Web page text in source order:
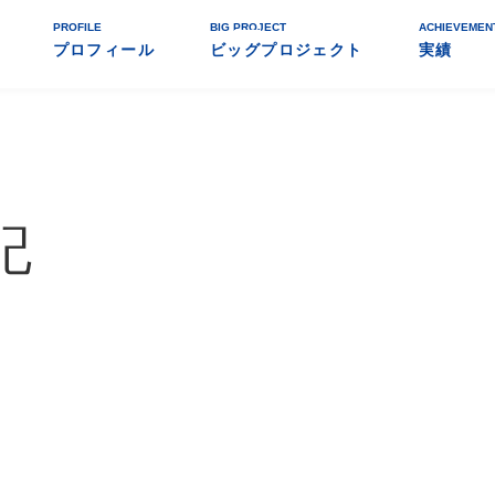
PROFILE
プロフィール
BIG PROJECT
ビッグプロジェクト 実績